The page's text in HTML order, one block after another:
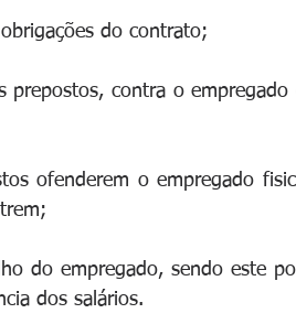
do contrato;
prepostos, contra o
ofenderem o empregado
do empregado, sendo este
dos salários.